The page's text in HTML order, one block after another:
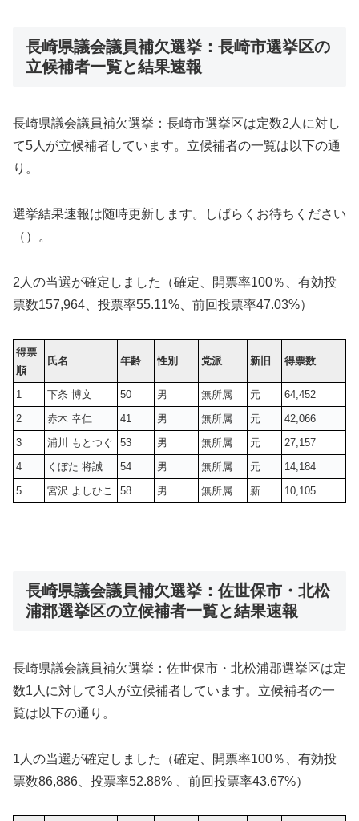
長崎県議会議員補欠選挙：長崎市選挙区の
立候補者一覧と結果速報
長崎県議会議員補欠選挙：長崎市選挙区は定数2人に対し
て5人が立候補者しています。立候補者の一覧は以下の通
り。
選挙結果速報は随時更新します。しばらくお待ちください
（）。
2人の当選が確定しました（確定、開票率100％、有効投
票数157,964 、投票率55.11%、前回投票率47.03%）
得票
順
氏名 年齢 性別 党派 新旧 得票数
1 下条 博文 50 男 無所属 元
64,452
2
赤木 幸仁 41 男 無所属 元
42,066
3
浦川 もとつぐ 53 男 無所属 元
27,157
4
くぼた 将誠 54 男 無所属 元
14,184
5
宮沢 よしひこ 58 男 無所属 新 10,105
長崎県議会議員補欠選挙：佐世保市・北松
浦郡選挙区の立候補者一覧と結果速報
長崎県議会議員補欠選挙：佐世保市・北松浦郡選挙区は定
数1人に対して3人が立候補者しています。立候補者の一
覧は以下の通り。
1人の当選が確定しました（確定、開票率100％、有効投
票数86,886 、投票率52.88% 、前回投票率43.67%）